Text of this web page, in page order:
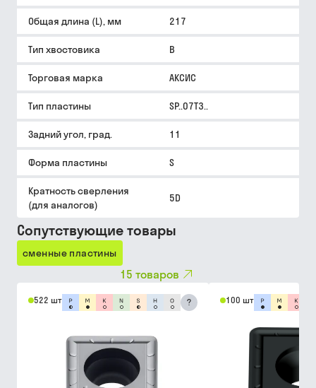
Общая длина (L), мм 217
Тип хвостовика B
Торговая марка АКСИС
Тип пластины SP..07T3..
Задний угол, град. 11
Форма пластины S
Кратность сверления
(для аналогов)
5D
Сопутствующие товары
сменные пластины
15 товаров
522 шт ? 100 шт